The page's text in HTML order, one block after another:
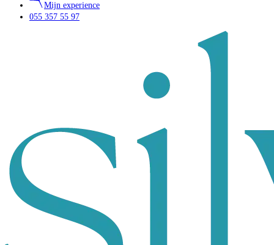
Mijn experience
055 357 55 97